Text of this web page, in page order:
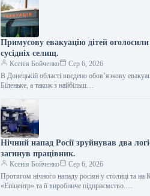
Примусову евакуацію дітей
сусідніх селищ.
Ксенія Бойченко
Сер 6, 2026
В Донецькій області введено обов’язкову
Біленьке, а також з найбільш…
Нічний напад Росії зруйнував два
загинув працівник.
Ксенія Бойченко
Сер 6, 2026
Протягом нічного нападу росіян у столиці та на
«Епіцентр» та її виробниче підприємство.…